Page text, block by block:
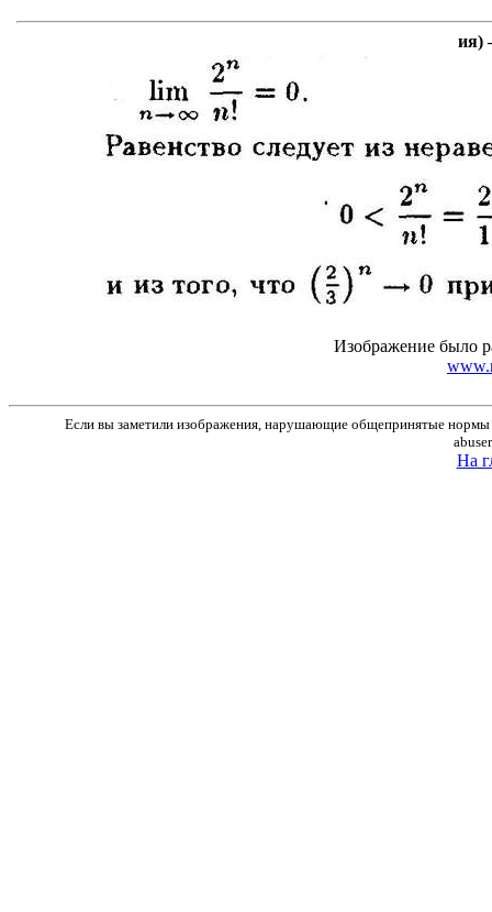
ия)
Изображение было
Если вы заметили изображения, нарушающие общепринятые нормы
На